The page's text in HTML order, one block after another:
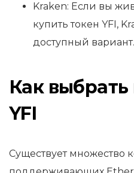
Kraken: Если вы
купить токен YFI,
доступный вариант.
Как
YFI
Существует множество